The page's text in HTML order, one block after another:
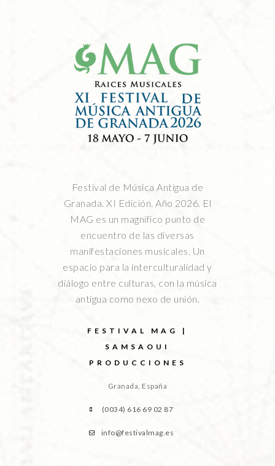
Festival de Música Antigua de
Granada. XI Edición. Año 2026. El
MAG es un magnífico punto de
encuentro de las diversas
manifestaciones musicales. Un
espacio para la interculturalidad y
diálogo entre culturas, con la música
antigua como nexo de unión.
FESTIVAL MAG |
SAMSAOUI
PRODUCCIONES
Granada, España
(0034) 616 69 02 87
info@festivalmag.es